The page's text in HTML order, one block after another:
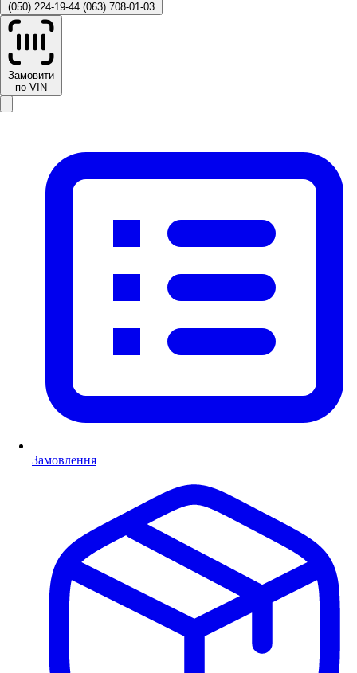
(050) 224-19-44 (063) 708-01-03
Замовити
по VIN
Замовлення